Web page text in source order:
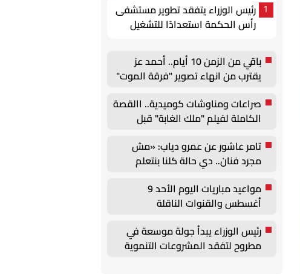
1
رئيس الوزراء يتفقد تطوير مستشفى
رأس الحكمة استعدادًا للتشغيل
باقي من الزمن 10 أيام.. أحمد عز
يقترب من انهاء تصوير "فرقة الموت"
صراعات ومناوشات كوميدية.. االقصة
الكاملة لفيلم "ملك الغابة" قبل
تامر عاشور عن عمرو دياب: «مش
مجرد فنان.. دي حالة كلنا بنتعلم
ونستفيد منها»
مواعيد مباريات اليوم الأحد 9
أغسطس والقنوات الناقلة
رئيس الوزراء يبدأ جولة موسعة في
مطروح لتفقد المشروعات التنموية